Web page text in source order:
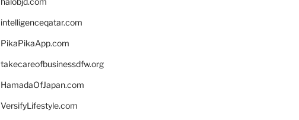
intelligenceqatar.com
PikaPikaApp.com
takecareofbusinessdfw.org
HamadaOfJapan.com
VersifyLifestyle.com